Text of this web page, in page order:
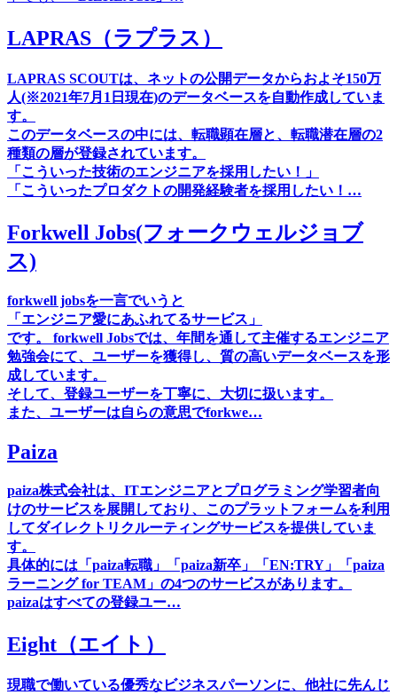
LAPRAS（ラプラス）
LAPRAS SCOUTは、ネットの公開データからおよそ150万
人(※2021年7月1日現在)のデータベースを自動作成していま
す。
このデータベースの中には、転職顕在層と、転職潜在層の2
種類の層が登録されています。
「こういった技術のエンジニアを採用したい！」
「こういったプロダクトの開発経験者を採用したい！…
Forkwell Jobs(フォークウェルジョブ
ス)
forkwell jobsを一言でいうと
「エンジニア愛にあふれてるサービス」
です。 forkwell Jobsでは、年間を通して主催するエンジニア
勉強会にて、ユーザーを獲得し、質の高いデータベースを形
成しています。
そして、登録ユーザーを丁寧に、大切に扱います。
また、ユーザーは自らの意思でforkwe…
Paiza
paiza株式会社は、ITエンジニアとプログラミング学習者向
けのサービスを展開しており、このプラットフォームを利用
してダイレクトリクルーティングサービスを提供していま
す。
具体的には「paiza転職」「paiza新卒」「EN:TRY」「paiza
ラーニング for TEAM」の4つのサービスがあります。
paizaはすべての登録ユー…
Eight（エイト）
現職で働いている優秀なビジネスパーソンに、他社に先んじ